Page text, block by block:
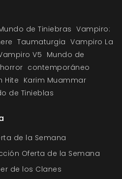
de Tiniebras Vampiro:
Taumaturgia Vampiro La
V5 Mundo de
horror contemporáneo
Hite Karim Muammar
de Tinieblas
de la Semana
Oferta de la Semana
de los Clanes